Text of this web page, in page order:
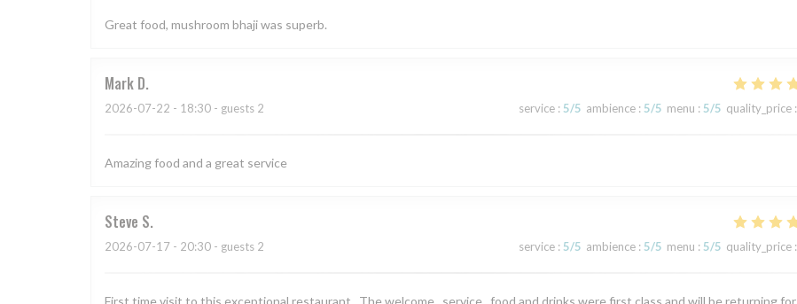
Great food, mushroom bhaji was superb.
Mark D
2026-07-22 - 18:30 - guests 2 service : 5/5 ambience : 5/5 menu : 5/5 quality_price :
Amazing food and a great service
Steve S
2026-07-17 - 20:30 - guests 2 service : 5/5 ambience : 5/5 menu : 5/5 quality_price :
First time visit to this exceptional restaurant . The welcome , service , food and drinks were first class and will be returning for